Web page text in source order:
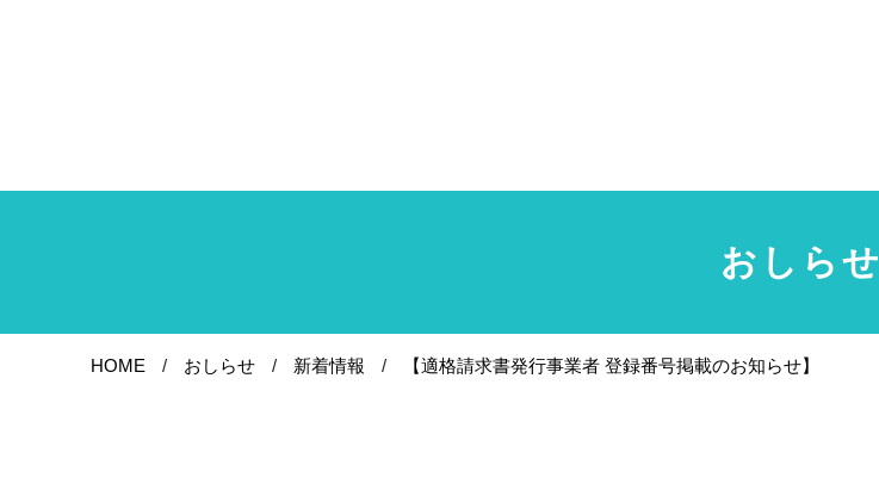
おしらせ
HOME おしらせ 新着情報 【適格請求書発行事業者 登録番号掲載のお知らせ】